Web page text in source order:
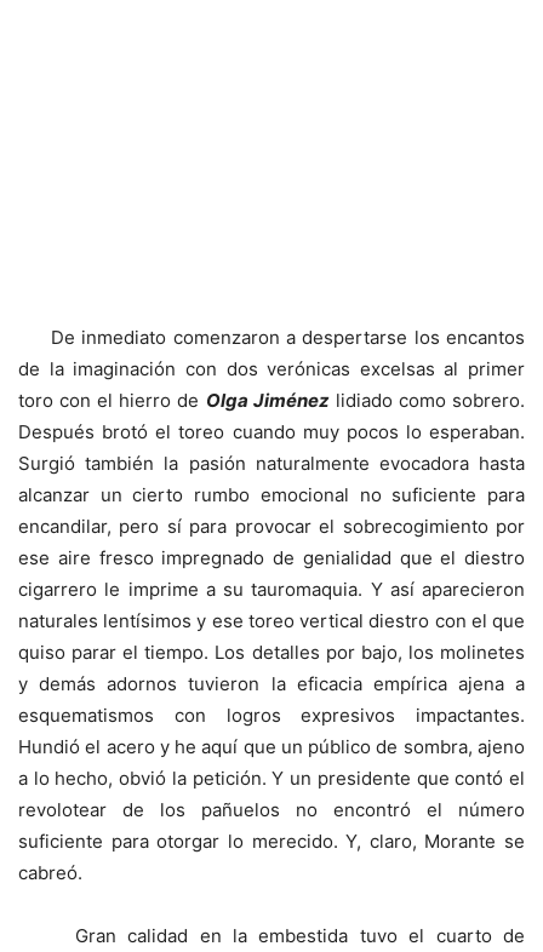
De inmediato comenzaron a despertarse los encantos
de la imaginación con dos verónicas excelsas al primer
toro con el hierro de Olga Jiménezlidiado como sobrero.
Después brotó el toreo cuando muy pocos lo esperaban.
Surgió también la pasión naturalmente evocadora hasta
alcanzar un cierto rumbo emocional no suficiente para
encandilar, pero sí para provocar el sobrecogimiento por
ese aire fresco impregnado de genialidad que el diestro
cigarrero le imprime a su tauromaquia. Y así aparecieron
naturales lentísimos y ese toreo vertical diestro con el que
quiso parar el tiempo. Los detalles por bajo, los molinetes
y demás adornos tuvieron la eficacia empírica ajena a
esquematismos con logros expresivos impactantes.
Hundió el acero y he aquí que un público de sombra, ajeno
a lo hecho, obvió la petición. Y un presidente que contó el
revolotear de los pañuelos no encontró el número
suficiente para otorgar lo merecido. Y, claro, Morante se
cabreó.
Gran calidad en la embestida tuvo el cuarto de